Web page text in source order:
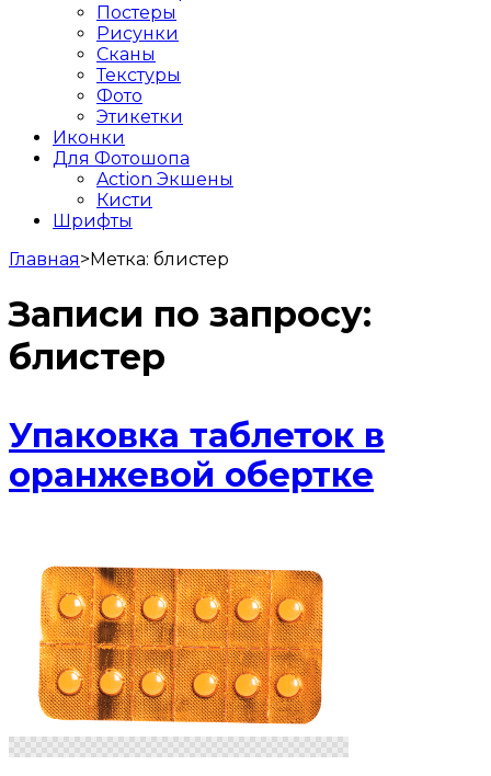
Постеры
Рисунки
Сканы
Текстуры
Фото
Этикетки
Иконки
Для Фотошопа
Action Экшены
Кисти
Шрифты
Главная>Метка: блистер
Записи по запросу:
блистер
Упаковка таблеток в
оранжевой обертке